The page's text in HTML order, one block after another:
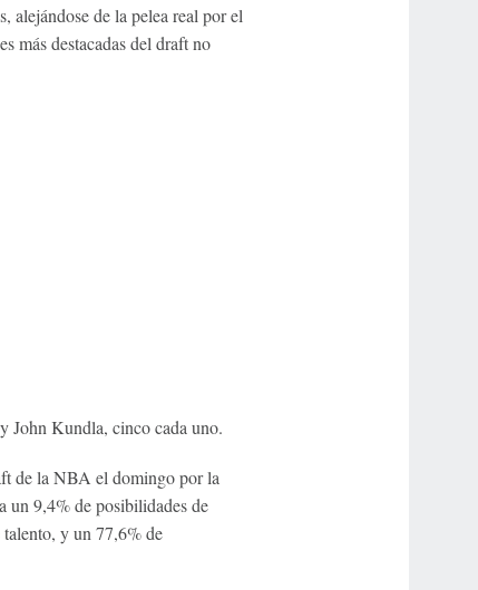
alejándose de la pelea real por el
más destacadas del draft no
John Kundla, cinco cada uno.
de la NBA el domingo por la
un 9,4% de posibilidades de
y un 77,6% de